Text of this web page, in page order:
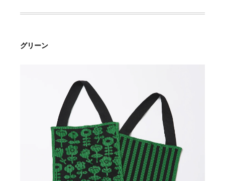
グリーン